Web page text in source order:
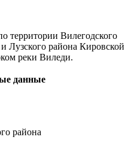
территории Вилегодского
Лузского района Кировской
реки Виледи.
данные
района